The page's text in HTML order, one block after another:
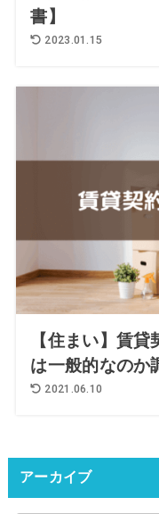
書】
2023.01.15
【住まい】賃
は一般的なのか
2021.06.10
アーカイブ